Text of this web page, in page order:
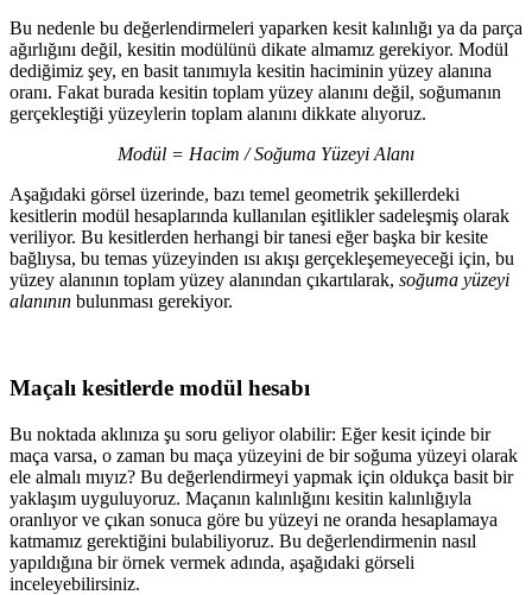
Bu nedenle bu değerlendirmeleri yaparken kesit kalınlığı ya da parça
ağırlığını değil, kesitin modülünü dikate almamız gerekiyor. Modül
dediğimiz şey, en basit tanımıyla kesitin haciminin yüzey alanına
oranı. Fakat burada kesitin toplam yüzey alanını değil, soğumanın
gerçekleştiği yüzeylerin toplam alanını dikkate alıyoruz.
Modül = Hacim / Soğuma Yüzeyi Alanı
Aşağıdaki görsel üzerinde, bazı temel geometrik şekillerdeki
kesitlerin modül hesaplarında kullanılan eşitlikler sadeleşmiş olarak
veriliyor. Bu kesitlerden herhangi bir tanesi eğer başka bir kesite
bağlıysa, bu temas yüzeyinden ısı akışı gerçekleşemeyeceği için, bu
yüzey alanının toplam yüzey alanından çıkartılarak, soğuma yüzeyi
alanının bulunması gerekiyor.
Maçalı kesitlerde modül hesabı
Bu noktada aklınıza şu soru geliyor olabilir: Eğer kesit içinde bir
maça varsa, o zaman bu maça yüzeyini de bir soğuma yüzeyi olarak
ele almalı mıyız? Bu değerlendirmeyi yapmak için oldukça basit bir
yaklaşım uyguluyoruz. Maçanın kalınlığını kesitin kalınlığıyla
oranlıyor ve çıkan sonuca göre bu yüzeyi ne oranda hesaplamaya
katmamız gerektiğini bulabiliyoruz. Bu değerlendirmenin nasıl
yapıldığına bir örnek vermek adında, aşağıdaki görseli
inceleyebilirsiniz.